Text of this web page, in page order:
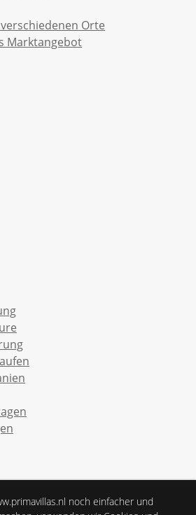
noch einfacher und
Orte
Marktangebot